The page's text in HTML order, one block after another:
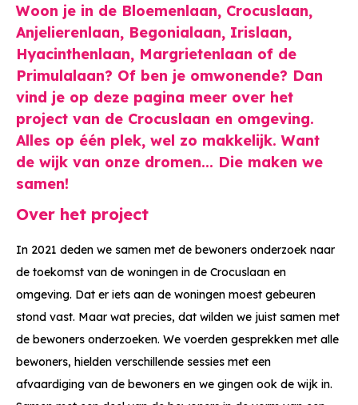
Woon je in de Bloemenlaan, Crocuslaan,
Anjelierenlaan, Begonialaan, Irislaan,
Hyacinthenlaan, Margrietenlaan of de
Primulalaan? Of ben je omwonende? Dan
vind je op deze pagina meer over het
project van de Crocuslaan en omgeving.
Alles op één plek, wel zo makkelijk. Want
de wijk van onze dromen... Die maken we
samen!
Over het project
In 2021 deden we samen met de bewoners onderzoek naar
de toekomst van de woningen in de Crocuslaan en
omgeving. Dat er iets aan de woningen moest gebeuren
stond vast. Maar wat precies, dat wilden we juist samen met
de bewoners onderzoeken. We voerden gesprekken met alle
bewoners, hielden verschillende sessies met een
afvaardiging van de bewoners en we gingen ook de wijk in.